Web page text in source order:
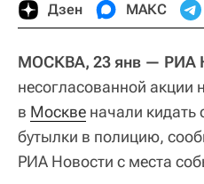
Дзен МАКС
МОСКВА, 23 янв — РИА
несогласованной
в Москве начали кидать
бутылки в полицию,
РИА Новости с места